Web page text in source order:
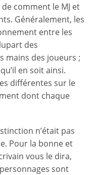
comment le MJ et
Généralement, les
entre les
des
mains des joueurs ;
en soit ainsi.
différentes sur le
dont chaque
n’était pas
Pour la bonne et
vous le dira,
sont